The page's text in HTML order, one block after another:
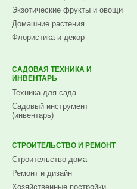
Экзотические фрукты и овощи
Домашние растения
Флористика и декор
САДОВАЯ ТЕХНИКА И
ИНВЕНТАРЬ
Техника для сада
Садовый инструмент
(инвентарь)
СТРОИТЕЛЬСТВО И РЕМОНТ
Строительство дома
Ремонт и дизайн
Хозяйственные постройки